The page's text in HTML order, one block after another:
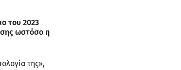
του 2023
ωστόσο η
της»,